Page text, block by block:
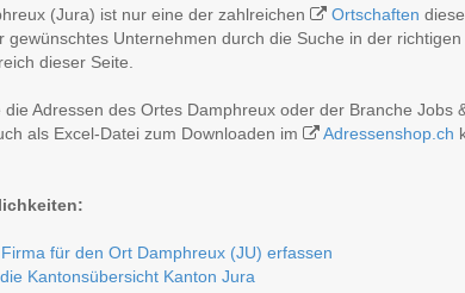
(Jura) ist nur eine der zahlreichen Ortschaften
gewünschtes Unternehmen durch die Suche in der
dieser Seite.
die Adressen des Ortes Damphreux oder der Branche Jobs
als Excel-Datei zum Downloaden im
Adressenshop.ch
für den Ort Damphreux (JU) erfassen
Kantonsübersicht Kanton Jura